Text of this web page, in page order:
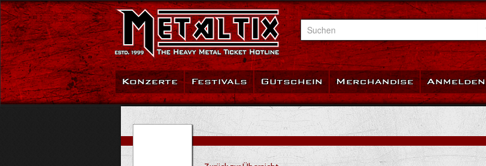
Suchen
Konzerte Festivals Gutschein Merchandise Anmelden